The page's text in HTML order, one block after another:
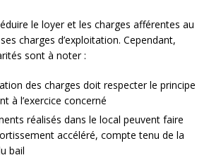
le loyer et les charges afférentes au
charges d’exploitation. Cependant,
sont à noter :
des charges doit respecter le principe
à l’exercice concerné
réalisés dans le local peuvent faire
accéléré, compte tenu de la
bail